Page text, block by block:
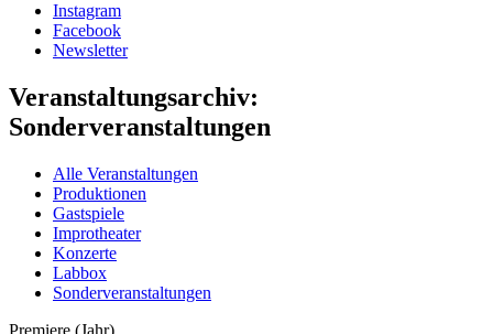
Instagram
Facebook
Newsletter
Veranstaltungsarchiv:
Sonderveranstaltungen
Alle Veranstaltungen
Produktionen
Gastspiele
Improtheater
Konzerte
Labbox
Sonderveranstaltungen
Premiere (Jahr)